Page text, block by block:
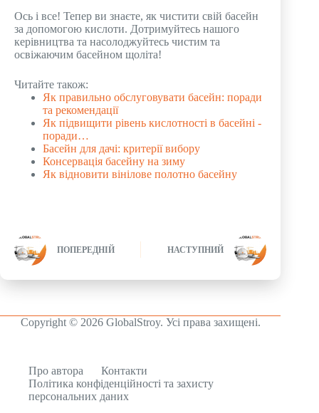
Ось і все! Тепер ви знаєте, як чистити свій басейн
за допомогою кислоти. Дотримуйтесь нашого
керівництва та насолоджуйтесь чистим та
освіжаючим басейном щоліта!
Читайте також:
Як правильно обслуговувати басейн: поради
та рекомендації
Як підвищити рівень кислотності в басейні -
поради…
Басейн для дачі: критерії вибору
Консервація басейну на зиму
Як відновити вінілове полотно басейну
ПОПЕРЕДНІЙ НАСТУПНИЙ
Copyright © 2026 GlobalStroy. Усі права захищені.
Про автора
Контакти
Політика конфіденційності та захисту
персональних даних